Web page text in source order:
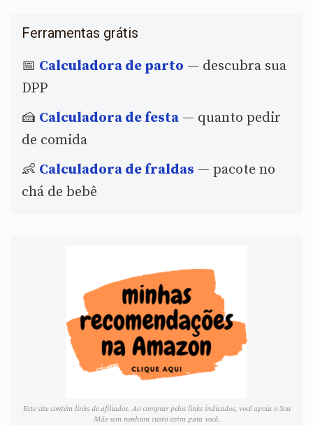
Ferramentas grátis
📅 Calculadora de parto — descubra sua
DPP
🍰 Calculadora de festa — quanto pedir
de comida
👶 Calculadora de fraldas — pacote no
chá de bebê
Este site contém links de afiliados. Ao comprar pelos links indicados, você apoia o Sou
Mãe sem nenhum custo extra para você.